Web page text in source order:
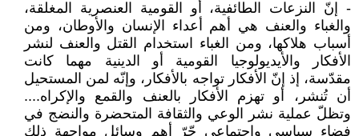
- إنّ النزعات الطائفية، أو القومية العنصرية المغلقة،
والغباء والعنف هي أهم أعداء الإنسان والأوطان، ومن
أسباب هلاكها، ومن الغباء استخدام القتل والعنف لنشر
الأفكار والأيديولوجيا القومية أو الدينية مهما كانت
مقدّسة، إذ إنّ الأفكار تواجه بالأفكار، وإنّه لمن المستحيل
أن تُنشر، أو تهزم الأفكار بالعنف والقمع والإكراه....
وتظلّ عملية نشر الوعي والثقافة المتحضرة والنضج في
فضاء سياسي واجتماعي حّرّ أهم وسائل مواجهة ذلك